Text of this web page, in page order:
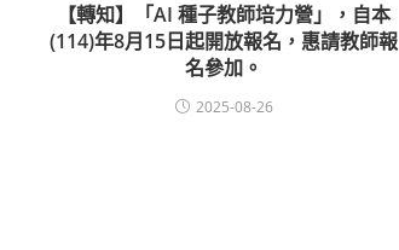
【轉知】「AI 種子教師培力營」，自本
(114)年8月15日起開放報名，惠請教師報
名參加。
2025-08-26